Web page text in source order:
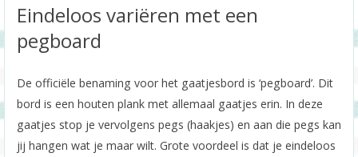
Eindeloos variëren met een
pegboard
De officiële benaming voor het gaatjesbord is ‘pegboard’. Dit
bord is een houten plank met allemaal gaatjes erin. In deze
gaatjes stop je vervolgens pegs (haakjes) en aan die pegs kan
jij hangen wat je maar wilt. Grote voordeel is dat je eindeloos